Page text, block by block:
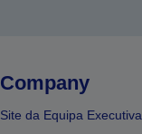
Company
Site da Equipa Executiva